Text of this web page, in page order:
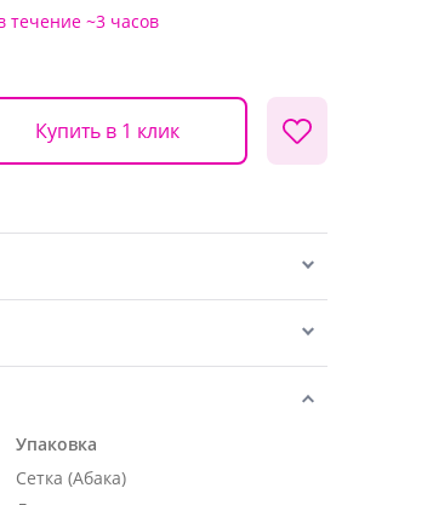
течение ~3 часов
Купить в 1 клик
Упаковка
Сетка (Абака)